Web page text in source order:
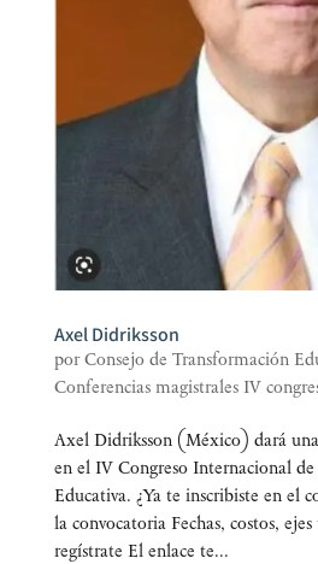
Axel Didriksson
porConsejo de Transformación
Conferencias magistrales IV
Axel Didriks­son (Méxi­co) dará
en el IV Con­gre­so Inter­na­cio­nal
Educativa. ¿Ya te ins­cri­bis­te en el
la convocatoria Fechas, cos­tos,
regístrate El enla­ce te...